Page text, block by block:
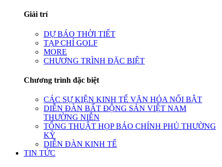
Giải trí
DỰ BÁO THỜI TIẾT
TẠP CHÍ GOLF
MORE
CHƯƠNG TRÌNH ĐẶC BIỆT
Chương trình đặc biệt
CÁC SỰ KIỆN KINH TẾ VĂN HÓA NỔI BẬT
DIỄN ĐÀN BẤT ĐỘNG SẢN VIỆT NAM
THƯỜNG NIÊN
TỔNG THUẬT HỌP BÁO CHÍNH PHỦ THƯỜNG
KỲ
DIỄN ĐÀN KINH TẾ
TIN TỨC